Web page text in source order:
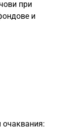
при
и
очаквания: